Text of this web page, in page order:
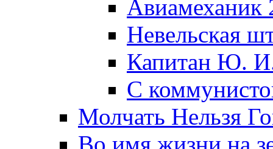
Невельская
Капитан Ю.
С
Молчать Нельзя
Во имя жизни на